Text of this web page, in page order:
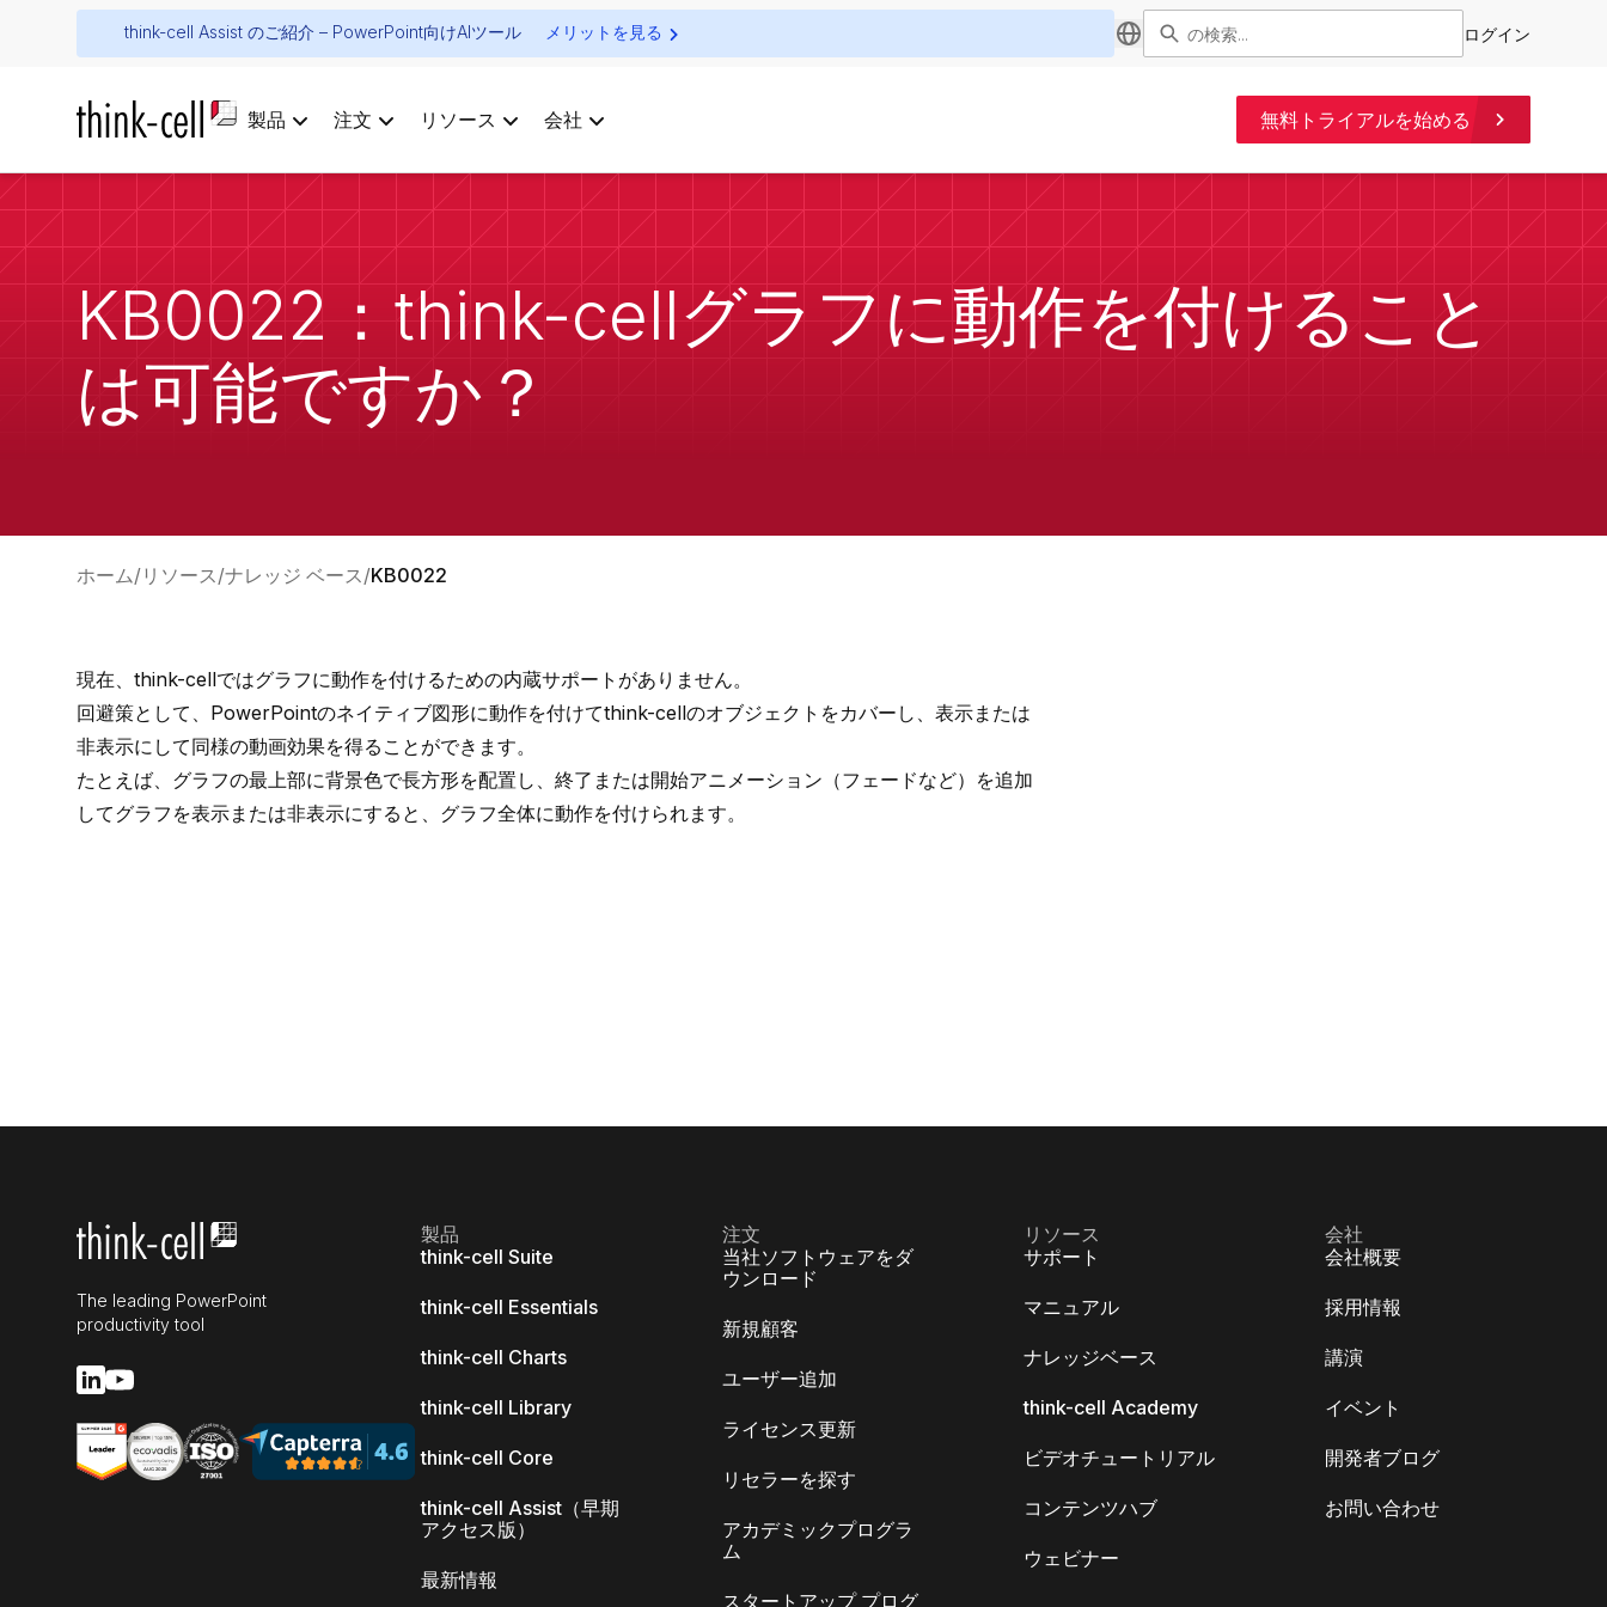
think-cell Assist のご紹介 – PowerPoint向けAIツール メリットを見る ログイン
製品 注文 リソース 会社 無料トライアルを始める
KB0022：think-cellグラフに動作を付けること
は可能ですか？
ホーム リソース ナレッジ ベース KB0022
現在、think-cellではグラフに動作を付けるための内蔵サポートがありません。
回避策として、PowerPointのネイティブ図形に動作を付けてthink-cellのオブジェクトをカバーし、表示または
非表示にして同様の動画効果を得ることができます。
たとえば、グラフの最上部に背景色で長方形を配置し、 終了 または開始アニメーション（フェードなど）を追加
してグラフを表示または非表示にすると、グラフ全体に動作を付けられます。
The leading PowerPoint
productivity tool
製品
think-cell Suite
think-cell Essentials
think-cell Charts
think-cell Library
think-cell Core
think-cell Assist（早期
アクセス版）
最新情報
注文
当社ソフトウェアをダ
ウンロード
新規顧客
ユーザー追加
ライセンス更新
リセラーを探す
アカデミックプログラ
ム
スタートアップ プログ
リソース
サポート
マニュアル
ナレッジベース
think-cell Academy
ビデオチュートリアル
コンテンツハブ
ウェビナー
会社
会社概要
採用情報
講演
イベント
開発者ブログ
お問い合わせ